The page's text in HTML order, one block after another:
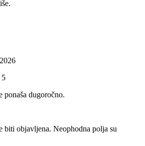
5
ponaša dugoročno.
biti objavljena. Neophodna polja su